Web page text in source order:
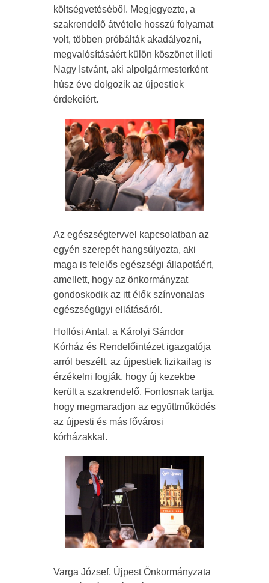
költségvetéséből. Megjegyezte, a
szakrendelő átvétele hosszú folyamat
volt, többen próbálták akadályozni,
megvalósításáért külön köszönet illeti
Nagy Istvánt, aki alpolgármesterként
húsz éve dolgozik az újpestiek
érdekeiért.
Az egészségtervvel kapcsolatban az
egyén szerepét hangsúlyozta, aki
maga is felelős egészségi állapotáért,
amellett, hogy az önkormányzat
gondoskodik az itt élők színvonalas
egészségügyi ellátásáról.
Hollósi Antal, a Károlyi Sándor
Kórház és Rendelőintézet igazgatója
arról beszélt, az újpestiek fizikailag is
érzékelni fogják, hogy új kezekbe
került a szakrendelő. Fontosnak tartja,
hogy megmaradjon az együttműködés
az újpesti és más fővárosi
kórházakkal.
Varga József, Újpest Önkormányzata